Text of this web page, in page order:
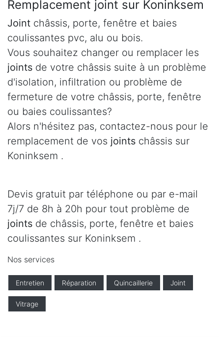
Remplacement joint sur Koninksem
Joint châssis, porte, fenêtre et baies
coulissantes pvc, alu ou bois.
Vous souhaitez changer ou remplacer les
joints de votre châssis suite à un problème
d'isolation, infiltration ou problème de
fermeture de votre châssis, porte, fenêtre
ou baies coulissantes?
Alors n'hésitez pas, contactez-nous pour le
remplacement de vos joints châssis sur
Koninksem .
Devis gratuit par téléphone ou par e-mail
7j/7 de 8h à 20h pour tout problème de
joints de châssis, porte, fenêtre et baies
coulissantes sur Koninksem .
Nos services
Entretien Réparation Quincaillerie Joint
Vitrage